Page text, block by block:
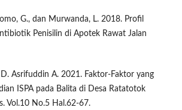
G., dan Murwanda, L. 2018. Profil
Penisilin di Apotek Rawat Jalan
Asrifuddin A. 2021. Faktor-Faktor yang
ISPA pada Balita di Desa Ratatotok
Vol.10 No.5 Hal.62-67.